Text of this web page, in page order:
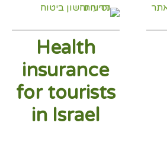
Health
insurance
for tourists
in Israel